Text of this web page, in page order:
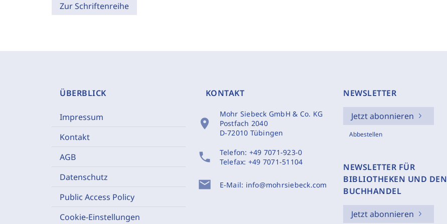
Zur Schriftenreihe
ÜBERBLICK
Impressum
Kontakt
AGB
Datenschutz
Public Access Policy
Cookie-Einstellungen
KONTAKT
location_on
Mohr Siebeck GmbH & Co. KG
Postfach 2040
D-72010 Tübingen
phone Telefon: +49 7071-923-0
Telefax: +49 7071-51104
mail E-Mail: info@mohrsiebeck.com
NEWSLETTER
Jetzt abonnieren
Abbestellen
NEWSLETTER FÜR
BIBLIOTHEKEN UND DEN
BUCHHANDEL
Jetzt abonnieren